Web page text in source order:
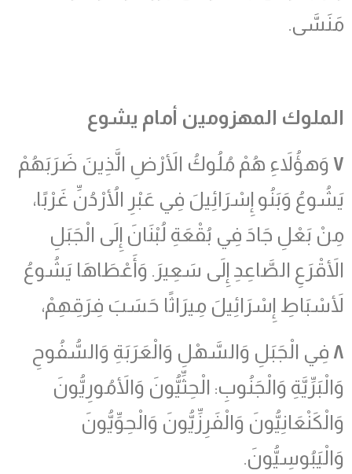
مَنَسَّى.
الملوك المهزومين أمام يشوع
٧ وَهؤُلاَءِ هُمْ مُلُوكُ الأَرْضِ الَّذِينَ ضَرَبَهُمْ
يَشُوعُ وَبَنُو إِسْرَائِيلَ فِي عَبْرِ الأُرْدُنِّ غَرْبًا،
مِنْ بَعْلِ جَادَ فِي بُقْعَةِ لُبْنَانَ إِلَى الْجَبَلِ
الأَقْرَعِ الصَّاعِدِ إِلَى سَعِيرَ. وَأَعْطَاهَا يَشُوعُ
لأَسْبَاطِ إِسْرَائِيلَ مِيرَاثًا حَسَبَ فِرَقِهِمْ،
٨ فِي الْجَبَلِ وَالسَّهْلِ وَالْعَرَبَةِ وَالسُّفُوحِ
وَالْبَرِّيَّةِ وَالْجَنُوبِ: الْحِثِّيُّونَ وَالأَمُورِيُّونَ
وَالْكَنْعَانِيُّونَ وَالْفَرِزِّيُّونَ وَالْحِوِّيُّونَ
وَالْيَبُوسِيُّونَ.